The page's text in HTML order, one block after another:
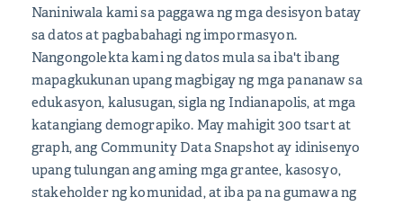
Naniniwala kami sa paggawa ng mga desisyon batay
sa datos at pagbabahagi ng impormasyon.
Nangongolekta kami ng datos mula sa iba't ibang
mapagkukunan upang magbigay ng mga pananaw sa
edukasyon, kalusugan, sigla ng Indianapolis, at mga
katangiang demograpiko. May mahigit 300 tsart at
graph, ang Community Data Snapshot ay idinisenyo
upang tulungan ang aming mga grantee, kasosyo,
stakeholder ng komunidad, at iba pa na gumawa ng